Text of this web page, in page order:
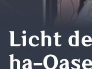
Licht
ha-Oase